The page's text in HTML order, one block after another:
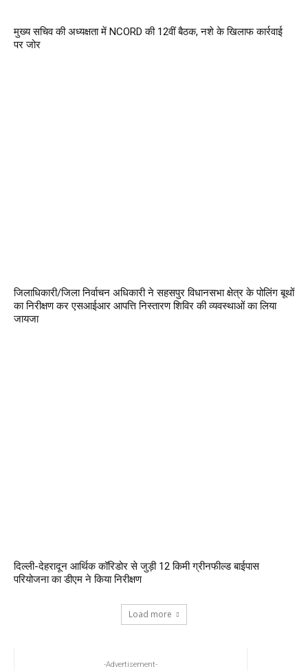
मुख्य सचिव की अध्यक्षता में NCORD की 12वीं बैठक, नशे के खिलाफ कार्रवाई
पर जोर
जिलाधिकारी/जिला निर्वाचन अधिकारी ने सहसपुर विधानसभा क्षेत्र के पोलिंग बूथों
का निरीक्षण कर एसआईआर आपत्ति निस्तारण शिविर की व्यवस्थाओं का लिया
जायजा
दिल्ली-देहरादून आर्थिक कॉरिडोर से जुड़ी 12 किमी ग्रीनफील्ड बाईपास
परियोजना का डीएम ने किया निरीक्षण
Load more
-Advertisement-